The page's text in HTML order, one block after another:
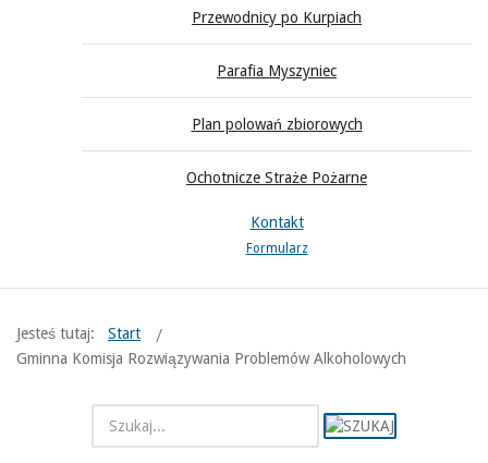
Przewodnicy po Kurpiach
Parafia Myszyniec
Plan polowań zbiorowych
Ochotnicze Straże Pożarne
Kontakt
Formularz
Jesteś tutaj:
Start
Gminna Komisja Rozwiązywania Problemów Alkoholowych